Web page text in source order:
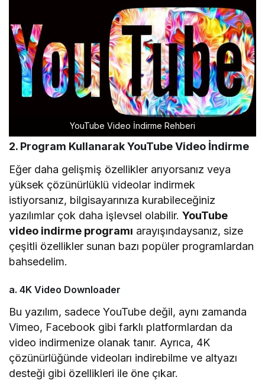
YouTube Video İndirme Rehberi
2. Program Kullanarak YouTube Video İndirme
Eğer daha gelişmiş özellikler arıyorsanız veya
yüksek çözünürlüklü videolar indirmek
istiyorsanız, bilgisayarınıza kurabileceğiniz
yazılımlar çok daha işlevsel olabilir.YouTube
video indirme programı arayışındaysanız, size
çeşitli özellikler sunan bazı popüler programlardan
bahsedelim.
a. 4K Video Downloader
Bu yazılım, sadece YouTube değil, aynı zamanda
Vimeo, Facebook gibi farklı platformlardan da
video indirmenize olanak tanır. Ayrıca, 4K
çözünürlüğünde videoları indirebilme ve altyazı
desteği gibi özellikleri ile öne çıkar.